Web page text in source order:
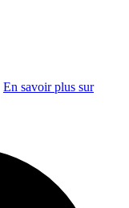
En savoir plus sur